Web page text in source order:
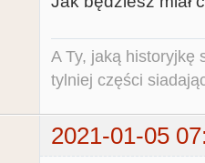
A Ty, jaką historyjkę
tylniej części
2021-01-05